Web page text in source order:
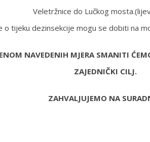
Veletržnice do Lučkog
o tijeku dezinsekcije mogu se dobiti na
NAVEDENIH MJERA SMANITI
ZAJEDNIČKI CILJ.
ZAHVALJUJEMO NA